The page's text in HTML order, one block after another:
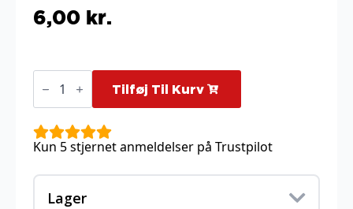
6,00 kr.
Vanillite
-
Reverse
antal
Tilføj Til Kurv
Kun 5 stjernet anmeldelser på Trustpilot
Lager